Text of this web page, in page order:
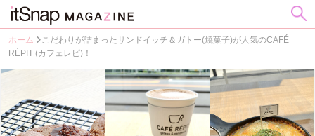
ホーム
こだわりが詰まったサンドイッチ＆ガトー(焼菓子)が人気のCAFÉ
RÉPIT (カフェレピ)！